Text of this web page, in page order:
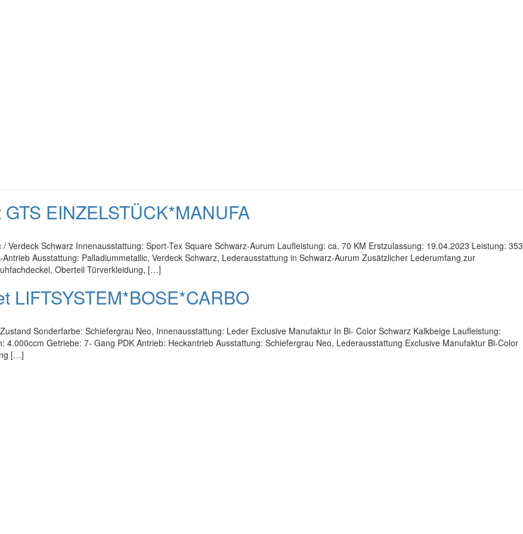
EINZELSTÜCK*MANUFA
Schwarz Innenausstattung: Sport-Tex Square Schwarz-Aurum Laufleistung: ca. 70 KM Erstzulassung: 19.04.2023 Leistung: 353
Ausstattung: Palladiummetallic, Verdeck Schwarz, Lederausstattung in Schwarz-Aurum Zusätzlicher Lederumfang zur
Oberteil Türverkleidung, […]
LIFTSYSTEM*BOSE*CARBO
Sonderfarbe: Schiefergrau Neo, Innenausstattung: Leder Exclusive Manufaktur In Bi- Color Schwarz Kalkbeige Laufleistung:
Getriebe: 7- Gang PDK Antrieb: Heckantrieb Ausstattung: Schiefergrau Neo, Lederausstattung Exclusive Manufaktur Bi-Color
[…]